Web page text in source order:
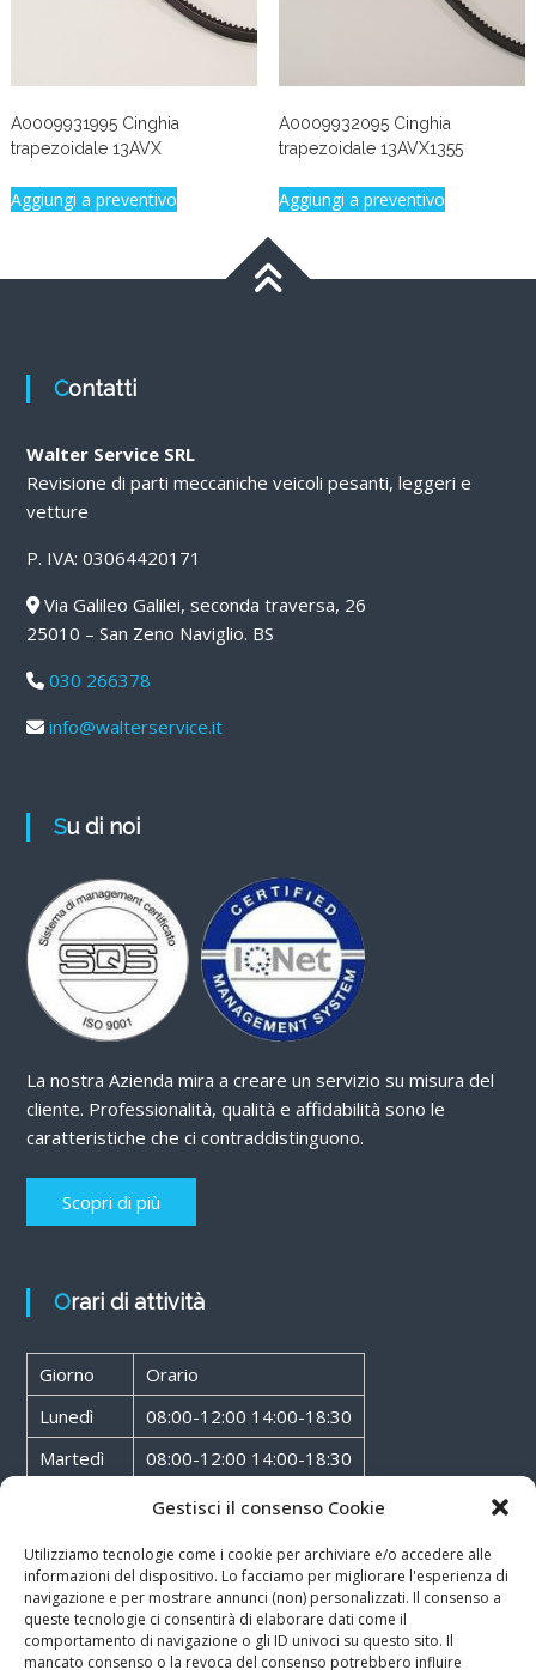
Gestisci il consenso Cookie
Utilizziamo tecnologie come i cookie per archiviare e/o accedere alle
informazioni del dispositivo. Lo facciamo per migliorare l'esperienza di
navigazione e per mostrare annunci (non) personalizzati. Il consenso a
queste tecnologie ci consentirà di elaborare dati come il
comportamento di navigazione o gli ID univoci su questo sito. Il
mancato consenso o la revoca del consenso potrebbero influire
A0009931995 Cinghia
trapezoidale 13AVX
Aggiungi a preventivo
A0009932095 Cinghia
trapezoidale 13AVX1355
Aggiungi a preventivo
Contatti
Walter Service SRL
Revisione di parti meccaniche veicoli pesanti, leggeri e
vetture
P. IVA: 03064420171
Via Galileo Galilei, seconda traversa, 26
25010 – San Zeno Naviglio. BS
030 266378
info@walterservice.it
Su di noi
La nostra Azienda mira a creare un servizio su misura del
cliente. Professionalità, qualità e affidabilità sono le
caratteristiche che ci contraddistinguono.
Scopri di più
Orari di attività
Giorno
Orario
Lunedì
08:00-12:00 14:00-18:30
Martedì
08:00-12:00 14:00-18:30
08:00-12:00 14:00-18:30
Venerdì
08:00-12:00 14:00-18:30
Sabato
08:00-12:00